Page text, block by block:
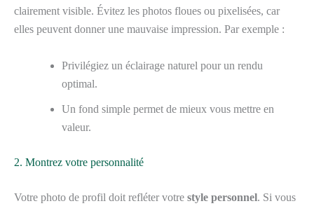
clairement visible. Évitez les photos floues ou pixelisées, car
elles peuvent donner une mauvaise impression. Par exemple :
Privilégiez un éclairage naturel pour un rendu
optimal.
Un fond simple permet de mieux vous mettre en
valeur.
2. Montrez votre personnalité
Votre photo de profil doit refléter votre style personnel. Si vous